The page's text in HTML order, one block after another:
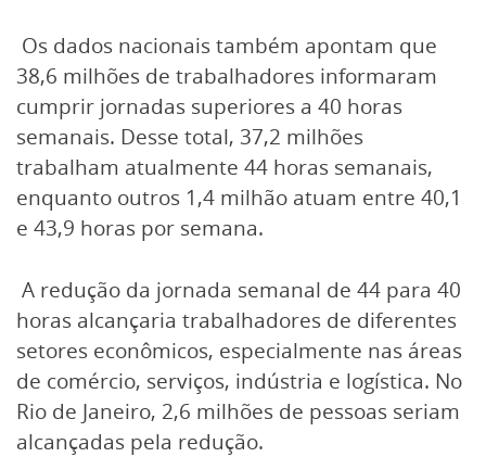
Os dados nacionais também apontam que
38,6 milhões de trabalhadores informaram
cumprir jornadas superiores a 40 horas
semanais. Desse total, 37,2 milhões
trabalham atualmente 44 horas semanais,
enquanto outros 1,4 milhão atuam entre 40,1
e 43,9 horas por semana.
A redução da jornada semanal de 44 para 40
horas alcançaria trabalhadores de diferentes
setores econômicos, especialmente nas áreas
de comércio, serviços, indústria e logística. No
Rio de Janeiro, 2,6 milhões de pessoas seriam
alcançadas pela redução.